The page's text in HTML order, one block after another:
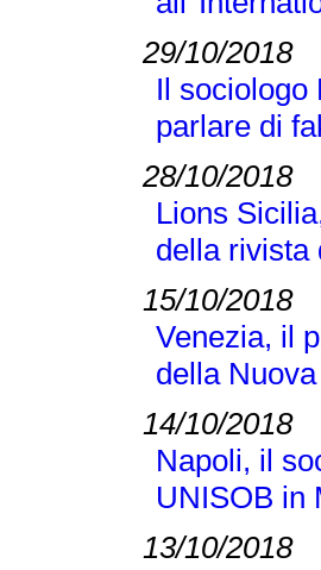
29/10/2018
Il sociologo
parlare di
28/10/2018
Lions
della rivista
15/10/2018
Venezia, il
della
14/10/2018
Napoli, il
UNISOB in
13/10/2018